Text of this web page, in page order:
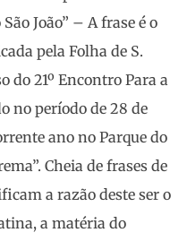
João” – A frase é o
pela Folha de S.
do 21º Encontro Para a
no período de 28 de
ano no Parque do
Cheia de frases de
a razão deste ser o
a matéria do